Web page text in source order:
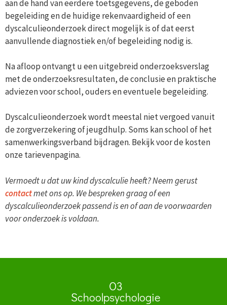
aan de hand van eerdere toetsgegevens, de geboden
begeleiding en de huidige rekenvaardigheid of een
dyscalculieonderzoek direct mogelijk is of dat eerst
aanvullende diagnostiek en/of begeleiding nodig is.
Na afloop ontvangt u een uitgebreid onderzoeksverslag
met de onderzoeksresultaten, de conclusie en praktische
adviezen voor school, ouders en eventuele begeleiding.
Dyscalculieonderzoek wordt meestal niet vergoed vanuit
de zorgverzekering of jeugdhulp. Soms kan school of het
samenwerkingsverband bijdragen. Bekijk voor de kosten
onze tarievenpagina.
Vermoedt u dat uw kind dyscalculie heeft? Neem gerust
contactmet ons op. We bespreken graag of een
dyscalculieonderzoek passend is en of aan de voorwaarden
voor onderzoek is voldaan.
O3
Schoolpsychologie